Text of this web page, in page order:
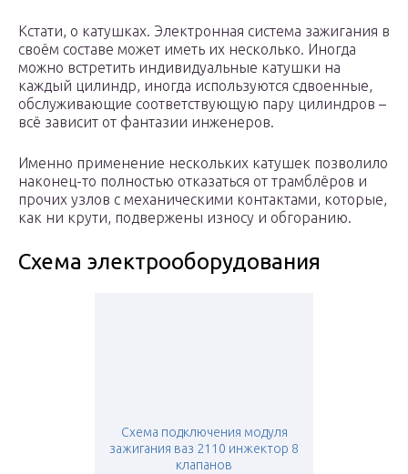
Кстати, о катушках. Электронная система зажигания в
своём составе может иметь их несколько. Иногда
можно встретить индивидуальные катушки на
каждый цилиндр, иногда используются сдвоенные,
обслуживающие соответствующую пару цилиндров –
всё зависит от фантазии инженеров.
Именно применение нескольких катушек позволило
наконец-то полностью отказаться от трамблёров и
прочих узлов с механическими контактами, которые,
как ни крути, подвержены износу и обгоранию.
Схема электрооборудования
Схема подключения модуля
зажигания ваз 2110 инжектор 8
клапанов